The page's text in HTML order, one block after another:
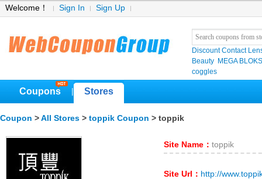
Welcome！ Sign In Sign Up
Discount Contact
Beauty MEGA BLOKS
coggles
Coupons Stores
Coupon > All Stores > toppik Coupon > toppik
Site Name： toppik
Site Url： http://